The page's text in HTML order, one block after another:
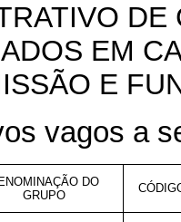
EM
E
vagos a
DO
GRUPO